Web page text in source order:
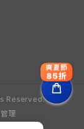
Reserved.
理
爽夏節
85折